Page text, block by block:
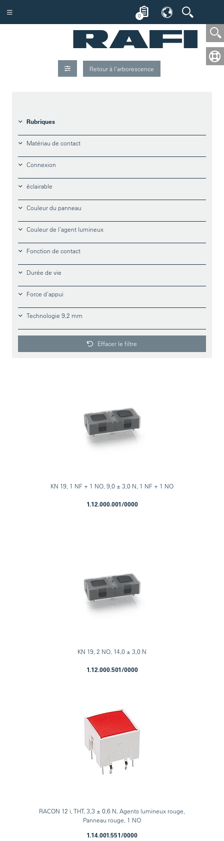
0
Retour à l’arborescence
Rubriques
Matériau de contact
Connexion
éclairable
Couleur du panneau
Couleur de l’agent lumineux
Fonction de contact
Durée de vie
Force d’appui
Technologie 9,2 mm
Effacer le filtre
KN 19, 1 NF + 1 NO, 9,0 ± 3,0 N, 1 NF + 1 NO
1.12.000.001/0000
KN 19, 2 NO, 14,0 ± 3,0 N
1.12.000.501/0000
RACON 12 i, THT, 3,3 ± 0,6 N, Agents lumineux rouge,
Panneau rouge, 1 NO
1.14.001.551/0000